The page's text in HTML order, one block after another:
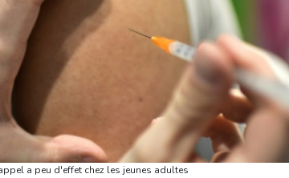
a peu d'effet chez les jeunes adultes